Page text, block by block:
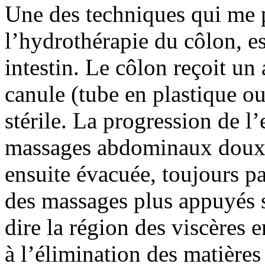
Une des techniques qui
l’hydrothérapie du côlon,
intestin. Le côlon reçoit un
canule (tube en plastique
stérile. La progression de
massages abdominaux
ensuite évacuée, toujours
des massages plus
dire la région des viscères
à l’élimination des